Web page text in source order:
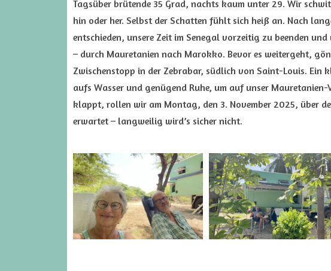
Tagsüber brütende 35 Grad, nachts kaum unter 29. Wir
hin oder her. Selbst der Schatten fühlt sich heiß an. Nach
entschieden, unsere Zeit im Senegal vorzeitig zu beenden
– durch Mauretanien nach Marokko. Bevor es weitergeht,
Zwischenstopp in der Zebrabar, südlich von Saint-Louis. Ein
aufs Wasser und genügend Ruhe, um auf unser
klappt, rollen wir am Montag, den 3. November 2025, über
erwartet – langweilig wird’s sicher nicht.